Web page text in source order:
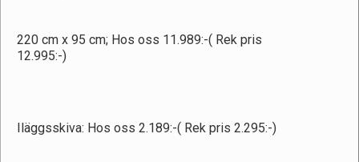
220 cm x 95 cm; Hos oss 11.989:-( Rek pris
12.995:-)
Iläggsskiva: Hos oss 2.189:-( Rek pris 2.295:-)